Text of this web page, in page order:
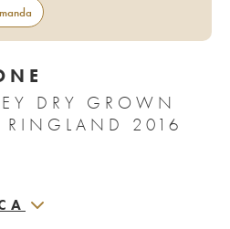
DRY GROWN
SHIRAZ CHRIS RINGLAND 2016